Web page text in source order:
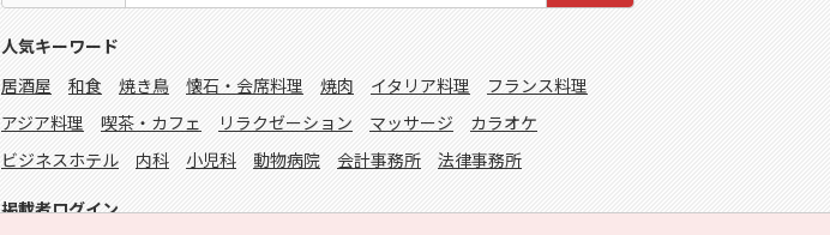
人気キーワード
居酒屋
和食 焼き鳥 懐石・会席料理 焼肉 イタリア料理
フランス料理
アジア料理
喫茶・カフェ リラクゼーション マッサージ
カラオケ
ビジネスホテル
内科 小児科 動物病院 会計事務所 法律事務所
掲載者ログイン